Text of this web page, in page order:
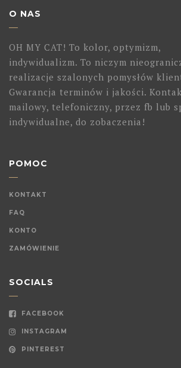
O NAS
OH MY CAT! To kolor, optymizm,
indywidualizm. To niczym
realizacje szalonych pomysłów
Gwarancja terminów i jakości.
mailowy, telefoniczny, przez fb lub
indywidualne, do zobaczenia!
POMOC
KONTAKT
FAQ
KONTO
ZAMÓWIENIE
SOCIALS
FACEBOOK
INSTAGRAM
PINTEREST